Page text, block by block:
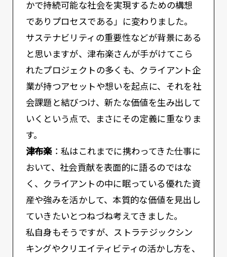
かで持続可能な社会を実現するための構想
でありプロセスである」に変わりました。
サステナビリティの重要性などが背景にある
と思いますが、津布楽さんが手がけてこら
れたプロジェクトの多くも、クライアント企
業が持つアセットや想いを起点に、それを社
会課題と結びつけ、新たな価値を生み出して
いくという点で、まさにその定義に重なりま
す。
津布楽：私はこれまでに携わってきた仕事に
おいて、社会貢献を表面的に語るのではな
く、クライアントの中に眠っている優れた資
産や強みを活かして、本質的な価値を見出し
ていきたいとつねづね考えてきました。
私自身もそうですが、ストラテジックシン
キングやクリエイティビティの活かし方を、